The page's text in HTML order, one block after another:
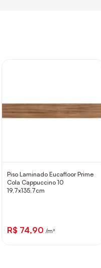
Piso Laminado Eucafloor Prime
Cola Cappuccino 10
19,7x135,7cm
R$ 74,90 /m²